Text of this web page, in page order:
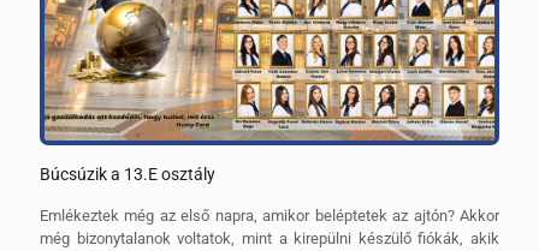
Búcsúzik a 13.E osztály
Emlékeztek még az első napra, amikor beléptetek az ajtón? Akkor
még bizonytalanok voltatok, mint a kirepülni készülő fiókák, akik